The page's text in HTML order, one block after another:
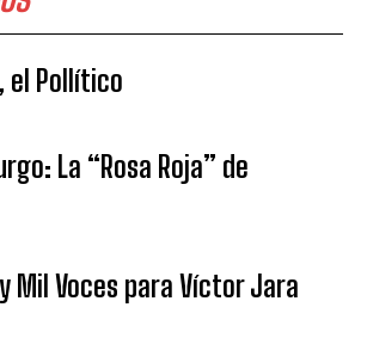
el Pollítico
La “Rosa Roja” de
Mil Voces para Víctor Jara